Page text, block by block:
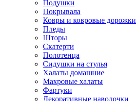
Подушки
Покрывала
Ковры и ковровые дорожки
Пледы
Шторы
Скатерти
Полотенца
Сидушки на стулья
Халаты домашние
Махровые халаты
Фартуки
Декоративные наволочки